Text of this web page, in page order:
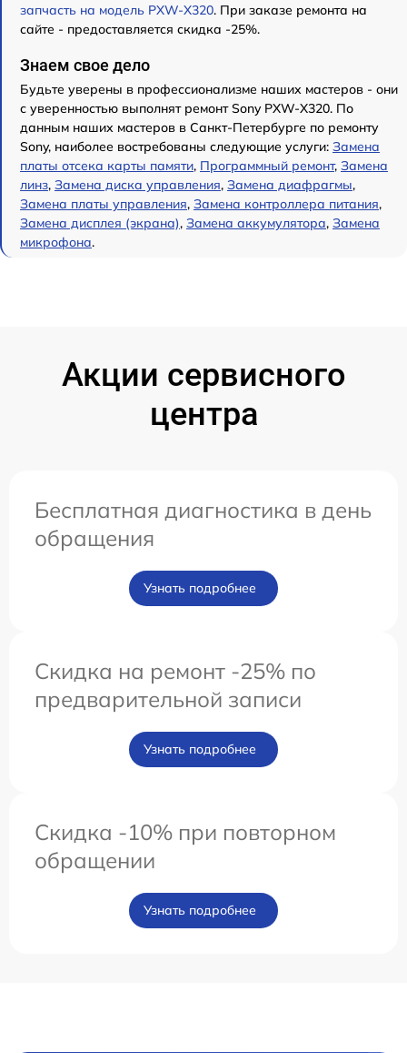
запчасть на модель PXW-X320. При заказе ремонта на
сайте - предоставляется скидка -25%.
Знаем свое дело
Будьте уверены в профессионализме наших мастеров - они
с уверенностью выполнят ремонт Sony PXW-X320. По
данным наших мастеров в Санкт-Петербурге по ремонту
Sony, наиболее востребованы следующие услуги: Замена
платы отсека карты памяти, Программный ремонт, Замена
линз, Замена диска управления, Замена диафрагмы,
Замена платы управления, Замена контроллера питания,
Замена дисплея (экрана), Замена аккумулятора, Замена
микрофона.
Акции сервисного
центра
Бесплатная диагностика в день
обращения
Узнать подробнее
Скидка на ремонт -25% по
предварительной записи
Узнать подробнее
Скидка -10% при повторном
обращении
Узнать подробнее